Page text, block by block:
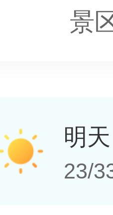
景
明天
23/